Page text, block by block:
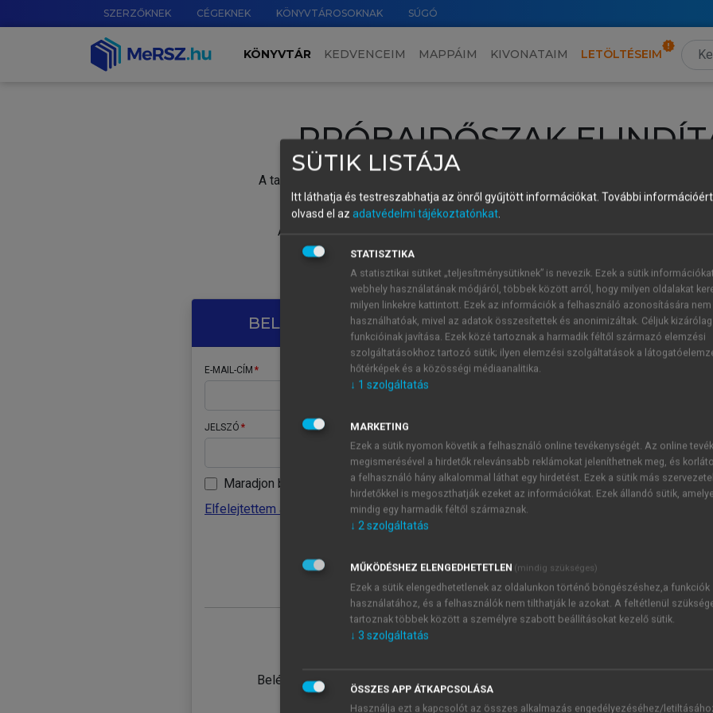
SZERZŐKNEK CÉGEKNEK KÖNYVTÁROSOKNAK SÚGÓ
KÖNYVTÁR KEDVENCEIM MAPPÁIM KIVONATAIM LETÖLTÉSEIM
PRÓBAIDŐSZAK
A tartalom megtekintéséhez lépj be a saját fiókoddal, iskolai azonosítóddal vagy
Új felhasználóként1 óra díjmentes hozzáférésrevagy
A próbaidőszak elindításához,
vagy hozz
A regisztráció után a
BELÉPÉS SAJÁT FIÓKKAL
E-MAIL-CÍM
JELSZÓ
Maradjon belépve
Elfelejtettem a jelszavamat
Belépés intézményi azonosítóval
ÚJ FIÓK
1 óra
JELSZÓ
Kérek értesítést a MeRSZ
Kérek értesítést az
SÜTIK LISTÁJA
Itt láthatja és testreszabhatja az önről gyűjtött információkat. További
olvasd el az adatvédelmi tájékoztatónkat.
STATISZTIKA
A statisztikai sütiket „teljesítménysütiknek” is nevezik. Ezek a sütik
webhely használatának módjáról, többek között arról, hogy milyen oldalakat
milyen linkekre kattintott. Ezek az információk a felhasználó azonosítására nem
használhatóak, mivel az adatok összesítettek és anonimizáltak. Céljuk
funkcióinak javítása. Ezek közé tartoznak a harmadik féltől származó elemzési
szolgáltatásokhoz tartozó sütik; ilyen elemzési szolgáltatások a
hőtérképek és a közösségi médiaanalitika.
↓ 1 szolgáltatás
MARKETING
Ezek a sütik nyomon követik a felhasználó online tevékenységét. Az online
megismerésével a hirdetők relevánsabb reklámokat jeleníthetnek meg, és
a felhasználó hány alkalommal láthat egy hirdetést. Ezek a sütik más
hirdetőkkel is megoszthatják ezeket az információkat. Ezek állandó sütik,
mindig egy harmadik féltől származnak.
↓ 2szolgáltatás
MŰKÖDÉSHEZ ELENGEDHETETLEN (mindig szükséges)
Ezek a sütik elengedhetetlenek az oldalunkon történő böngészéshez,a funkciók
használatához, és a felhasználók nem tilthatják le azokat. A feltétlenül
tartoznak többek között a személyre szabott beállításokat kezelő sütik.
↓ 3 szolgáltatás
ÖSSZES APP ÁTKAPCSOLÁSA
Használja ezt a kapcsolót az összes alkalmazás engedélyezéséhez/